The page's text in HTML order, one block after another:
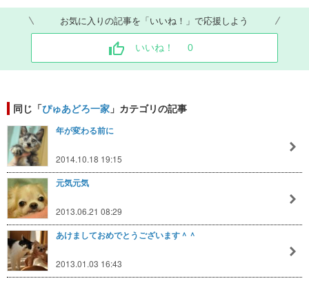
お気に入りの記事を「いいね！」で応援しよう
いいね！ 0
同じ「ぴゅあどろ一家 」カテゴリの記事
年が変わる前に
2014.10.18 19:15
元気元気
2013.06.21 08:29
あけましておめでとうございます＾＾
2013.01.03 16:43